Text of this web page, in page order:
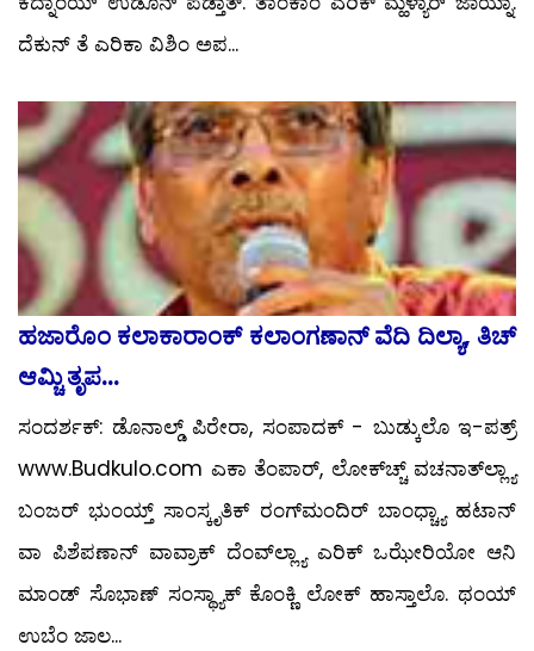
ದೆಕುನ್ ತೆ ಎರಿಕಾ ವಿಶಿಂ ಅಪ...
ಹಜಾರೊಂ ಕಲಾಕಾರಾಂಕ್ ಕಲಾಂಗಣಾನ್ ವೆದಿ ದಿಲ್ಯಾ, ತಿಚ್
ಆಮ್ಚಿ ತೃಪ...
ಸಂದರ್ಶಕ್: ಡೊನಾಲ್ಡ್ ಪಿರೇರಾ, ಸಂಪಾದಕ್ - ಬುಡ್ಕುಲೊ ಇ-ಪತ್ರ್
www.Budkulo.com ಎಕಾ ತೆಂಪಾರ್, ಲೋಕ್‍ಚ್ಚ್ ವಚನಾತ್‍ಲ್ಲ್ಯಾ
ಬಂಜರ್ ಭುಂಯ್ತ್ ಸಾಂಸ್ಕೃತಿಕ್ ರಂಗ್‍ಮಂದಿರ್ ಬಾಂಧ್ಚ್ಯಾ ಹಟಾನ್
ವಾ ಪಿಶೆಪಣಾನ್ ವಾವ್ರಾಕ್ ದೆಂವ್‍ಲ್ಲ್ಯಾ ಎರಿಕ್ ಒಝೇರಿಯೋ ಆನಿ
ಮಾಂಡ್ ಸೊಭಾಣ್ ಸಂಸ್ಥ್ಯಾಕ್ ಕೊಂಕ್ಣಿ ಲೋಕ್ ಹಾಸ್ತಾಲೊ. ಥಂಯ್
ಉಬೆಂ ಜಾಲ...